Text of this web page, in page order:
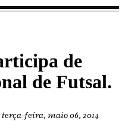
de
de Futsal.
terça-feira, maio 06, 2014